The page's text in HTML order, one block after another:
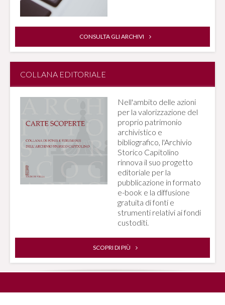
CONSULTA GLI ARCHIVI
COLLANA EDITORIALE
Nell'ambito delle azioni
per la valorizzazione del
proprio patrimonio
archivistico e
bibliografico, l'Archivio
Storico Capitolino
rinnova il suo progetto
editoriale per la
pubblicazione in formato
e-book e la diffusione
gratuita di fonti e
strumenti relativi ai fondi
custoditi.
SCOPRI DI PIÙ